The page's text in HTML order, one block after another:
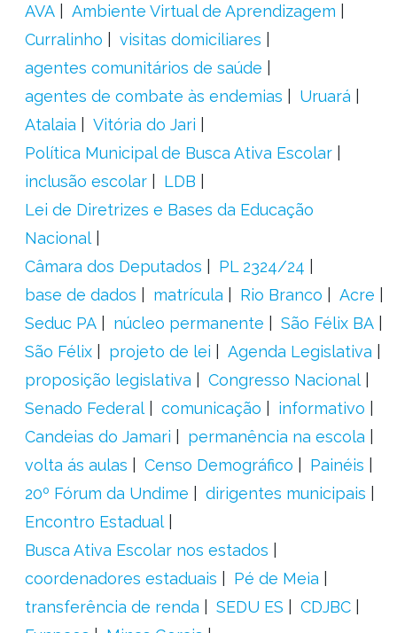
AVA
Ambiente Virtual de Aprendizagem
Curralinho
visitas domiciliares
agentes comunitários de saúde
agentes de combate às endemias
Uruará
Atalaia
Vitória do Jari
Política Municipal de Busca Ativa Escolar
inclusão escolar
LDB
Lei de Diretrizes e Bases da Educação
Nacional
Câmara dos Deputados
PL 2324/24
base de dados
matrícula Rio Branco
Acre
Seduc PA
núcleo permanente
São Félix BA
São Félix
projeto de lei
Agenda Legislativa
proposição legislativa
Congresso Nacional
Senado Federal
comunicação
informativo
Candeias do Jamari
permanência na escola
volta ás aulas
Censo Demográfico
Painéis
20º Fórum da Undime
dirigentes municipais
Encontro Estadual
Busca Ativa Escolar nos estados
coordenadores estaduais
Pé de Meia
transferência de renda
SEDU ES
CDJBC